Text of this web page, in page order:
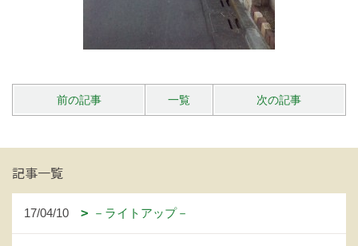
前の記事 一覧 次の記事
記事一覧
17/04/10 －ライトアップ－